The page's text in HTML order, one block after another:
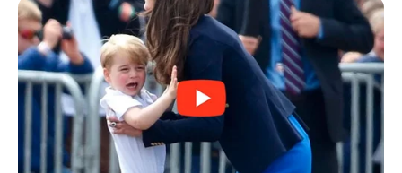
10 Desain Kanopi Tempat
Tidur, Serasa Beristirahat di
Kamar Raja